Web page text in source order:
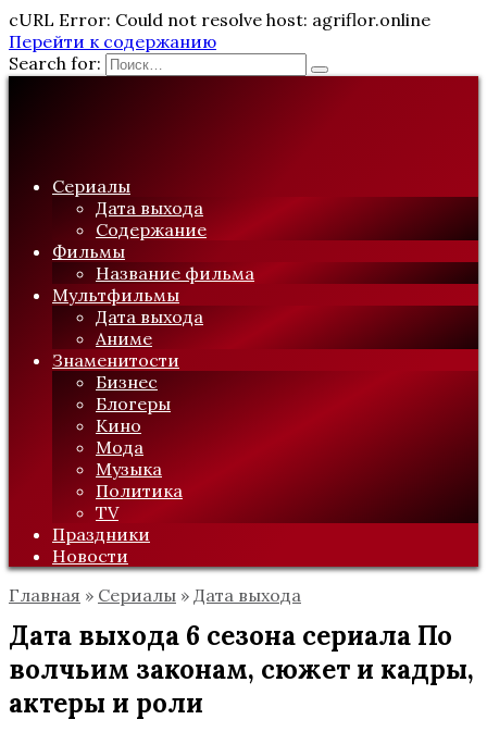
cURL Error: Could not resolve host: agriflor.online
Перейти к содержанию
Search for:
Сериалы
Дата выхода
Содержание
Фильмы
Название фильма
Мультфильмы
Дата выхода
Аниме
Знаменитости
Бизнес
Блогеры
Кино
Мода
Музыка
Политика
TV
Праздники
Новости
Главная » Сериалы » Дата выхода
Дата выхода 6 сезона сериала По
волчьим законам, сюжет и кадры,
актеры и роли